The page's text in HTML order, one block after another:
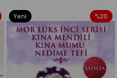
%20
Yeni
Ürün